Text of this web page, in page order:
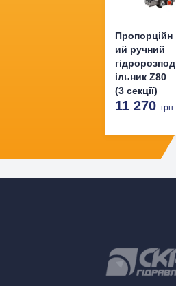
Пропорційн
ий ручний
гідророзпод
ільник Z80
(3 секції)
11 270 грн